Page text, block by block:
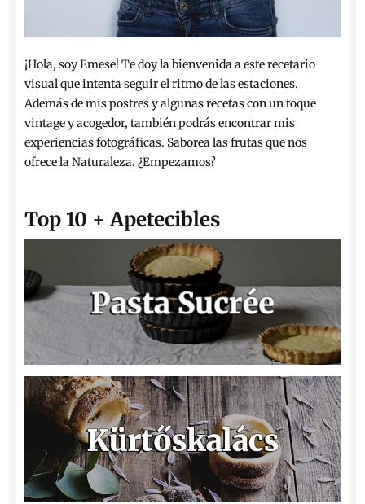
¡Hola, soy Emese! Te doy la bienvenida a este recetario
visual que intenta seguir el ritmo de las estaciones.
Además de mis postres y algunas recetas con un toque
vintage y acogedor, también podrás encontrar mis
experiencias fotográficas. Saborea las frutas que nos
ofrece la Naturaleza. ¿Empezamos?
Top 10 + Apetecibles